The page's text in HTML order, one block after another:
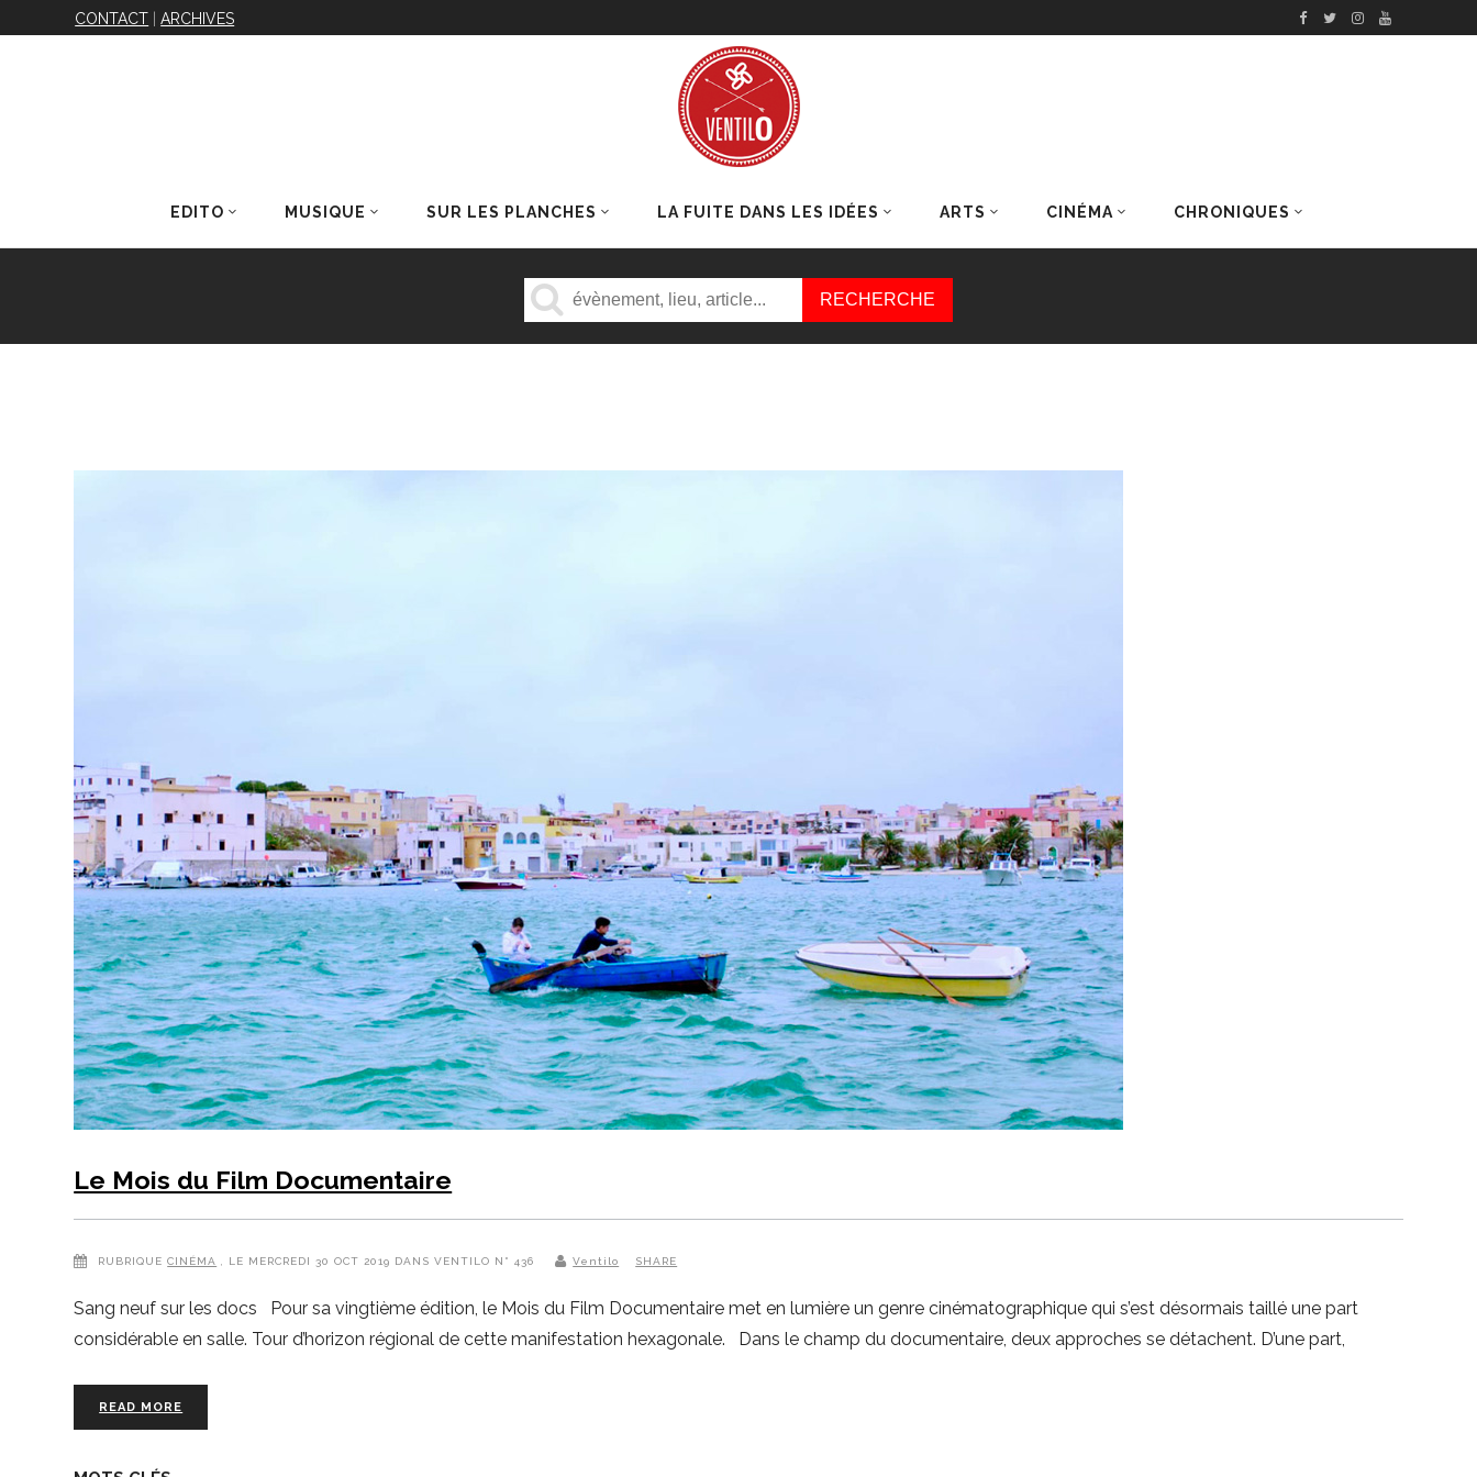
CONTACT |ARCHIVES
EDITO MUSIQUE SUR LES PLANCHES LA FUITE DANS LES IDÉES ARTS CINÉMA CHRONIQUES
DERNIERS ARTICLES
Le Mois du Film Documentaire
RUBRIQUE CINÉMA , LE MERCREDI 30 OCT 2019 DANS VENTILO N° 436 Ventilo SHARE
Sang neuf sur les docs Pour sa vingtième édition, le Mois du Film Documentaire met en lumière un genre cinématographique qui s’est désormais taillé une part
considérable en salle. Tour d’horizon régional de cette manifestation hexagonale. Dans le champ du documentaire, deux approches se détachent. D’une part,
READ MORE